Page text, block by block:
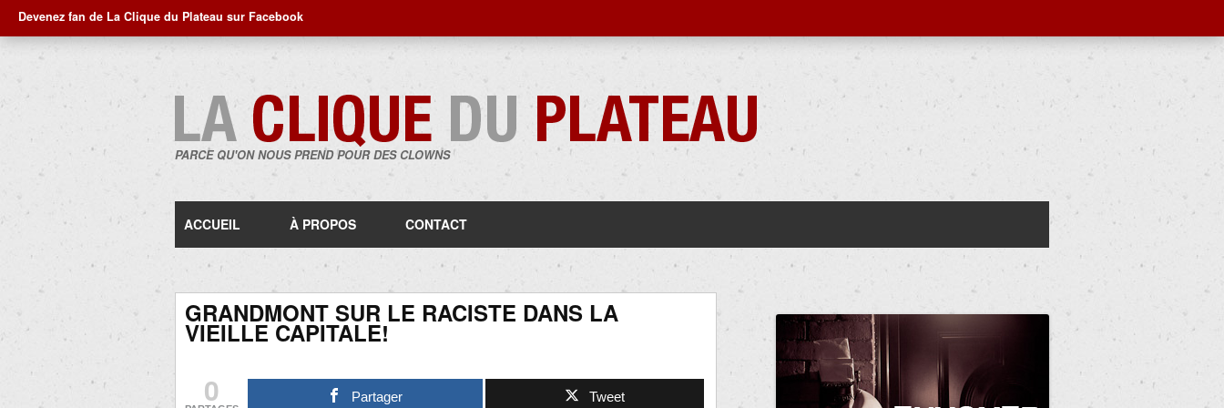
Devenez fan de La Clique du Plateau sur Facebook
PARCE QU'ON NOUS PREND POUR DES CLOWNS
au
ACCUEIL À PROPOS CONTACT
GRANDMONT SUR LE RACISTE DANS LA
VIEILLE CAPITALE!
0 Partager Tweet